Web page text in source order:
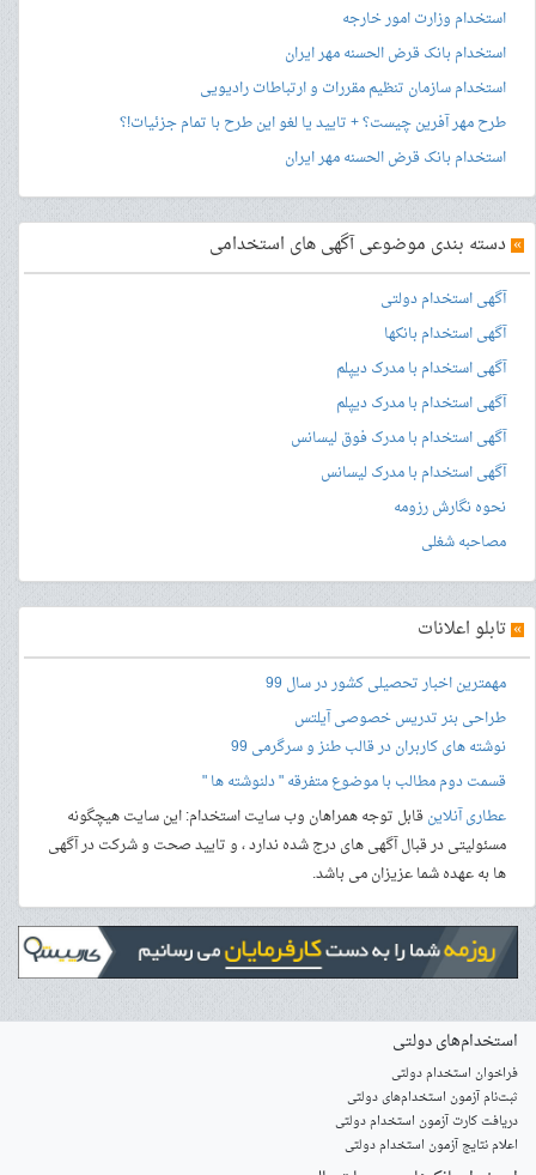
استخدام وزارت امور خارجه
استخدام بانک قرض الحسنه مهر ایران
استخدام سازمان تنظیم مقررات و ارتباطات رادیویی
طرح مهر آفرین چیست؟ + تایید یا لغو این طرح با تمام جزئیات!؟
استخدام بانک قرض الحسنه مهر ایران
» دسته بندی موضوعی آگهی های استخدامی
آگهی استخدام دولتی
آگهی استخدام بانکها
آگهی استخدام با مدرک دیپلم
آگهی استخدام با مدرک دیپلم
آگهی استخدام با مدرک فوق لیسانس
آگهی استخدام با مدرک لیسانس
نحوه نگارش رزومه
مصاحبه شغلی
» تابلو اعلانات
مهمترین اخبار تحصیلی کشور در سال 99
طراحی بنرتدریس خصوصی آیلتس
نوشته های کاربران در قالب طنز و سرگرمی 99
قسمت دوم مطالب با موضوع متفرقه " دلنوشته ها "
عطاری آنلاینقابل توجه همراهان وب سایت استخدام: این سایت هیچگونه
مسئولیتی در قبال آگهی های درج شده ندارد ، و تایید صحت و شرکت در آگهی
ها به عهده شما عزیزان می باشد.
استخدام‌های دولتی
فراخوان استخدام دولتی
ثبت‌نام آزمون‌ استخدام‌های دولتی
دریافت کارت آزمون استخدام دولتی
اعلام نتایج آزمون استخدام دولتی